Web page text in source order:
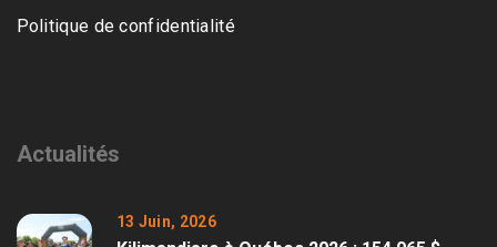
Politique de confidentialité
Actualités
13 Juin, 2026